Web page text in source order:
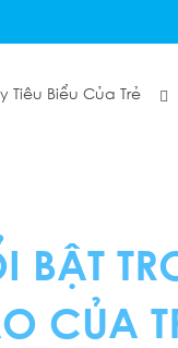
Tiêu Biểu Của Trẻ
BẬT
CỦA